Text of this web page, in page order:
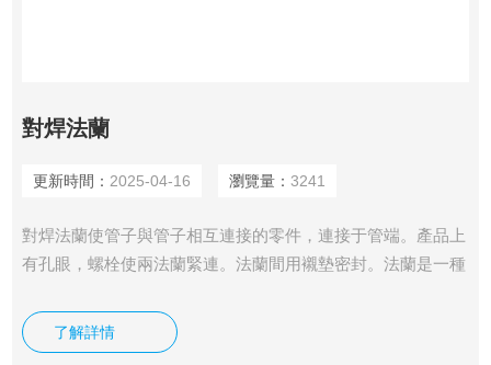
對焊法蘭
更新時間： 2025-04-16 瀏覽量： 3241
對焊法蘭使管子與管子相互連接的零件，連接于管端。產品上
有孔眼，螺栓使兩法蘭緊連。法蘭間用襯墊密封。法蘭是一種
在管道工程中，法蘭主要用于管道的連接。在需要 連接兩個
管道的端頭處，各安裝一片法蘭盤，低壓管道可以使用絲接法
了解詳情